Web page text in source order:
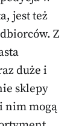
jest też
Z
duże i
sklepy
nim mogą